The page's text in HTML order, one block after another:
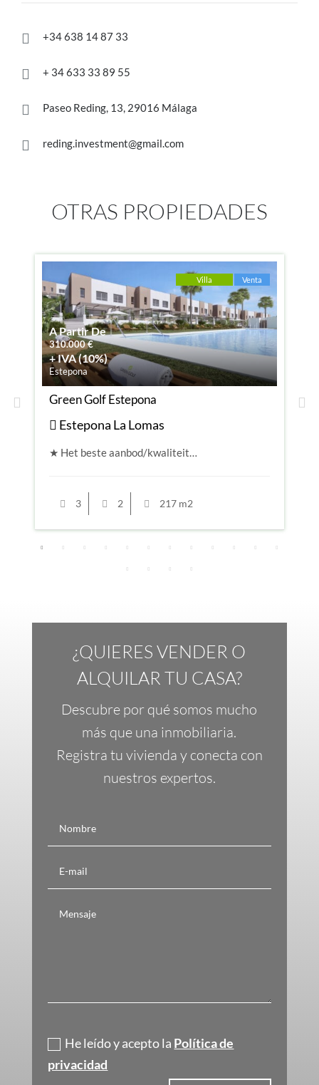
 +34 638 14 87 33
 + 34 633 33 89 55
 Paseo Reding, 13, 29016 Málaga
 reding.investment@gmail.com
OTRAS PROPIEDADES
A Partir De
310.000€
+ IVA (10%)
Estepona
Venta
Villa
Green Golf Estepona
Estepona La Lomas
★ Het beste aanbod/kwaliteit…
3 2 217 m2
¿QUIERES VENDER O
ALQUILAR TU CASA?
Descubre por qué somos mucho
más que una inmobiliaria.
Registra tu vivienda y conecta con
nuestros expertos.
He leído y acepto la Política de
privacidad